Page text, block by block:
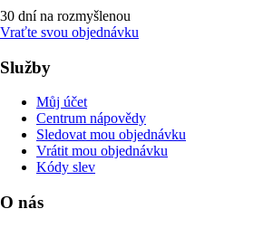
30 dní na rozmyšlenou
Vraťte svou objednávku
Služby
Můj účet
Centrum nápovědy
Sledovat mou objednávku
Vrátit mou objednávku
Kódy slev
O nás